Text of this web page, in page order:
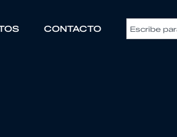
CONTACTO